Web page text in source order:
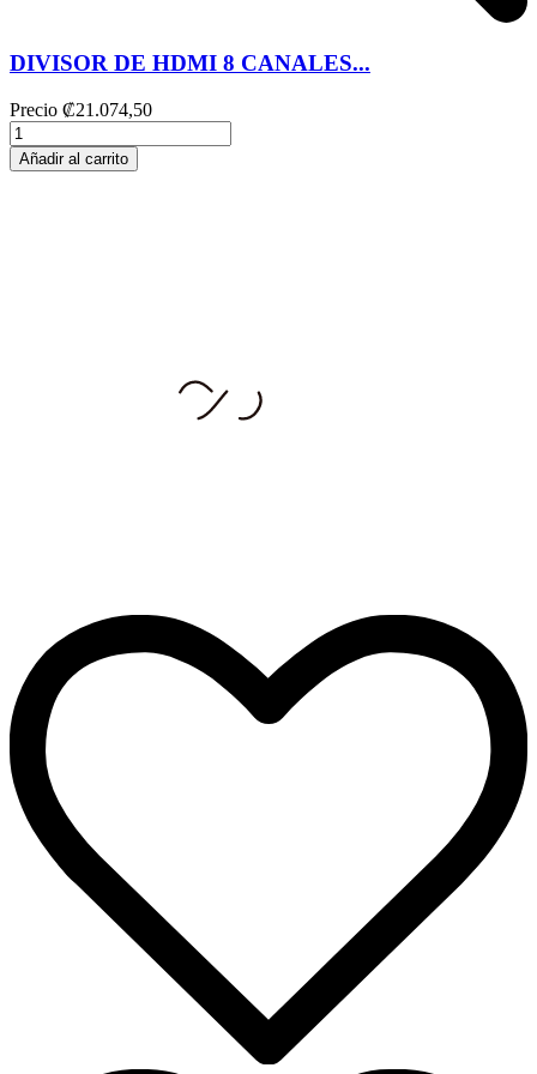
DIVISOR DE HDMI 8 CANALES...
Precio ₡21.074,50
Añadir al carrito